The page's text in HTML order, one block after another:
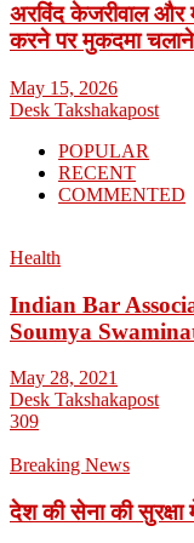
अरविंद केजरीवाल और
करने पर मुकदमा
May 15, 2026
Desk Takshakapost
POPULAR
RECENT
COMMENTED
Health
Indian Bar
Soumya
May 28, 2021
Desk Takshakapost
309
Breaking News
देश की सेना की